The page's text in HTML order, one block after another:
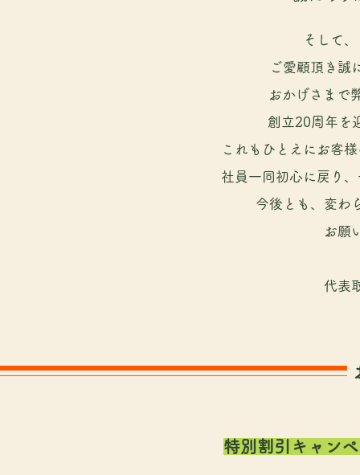
そして
ご愛顧頂き誠
おかげさまで
創立20周年を
これもひとえにお客
社員一同初心に戻り
今後とも、変わ
お願
代表
特別割引キャン